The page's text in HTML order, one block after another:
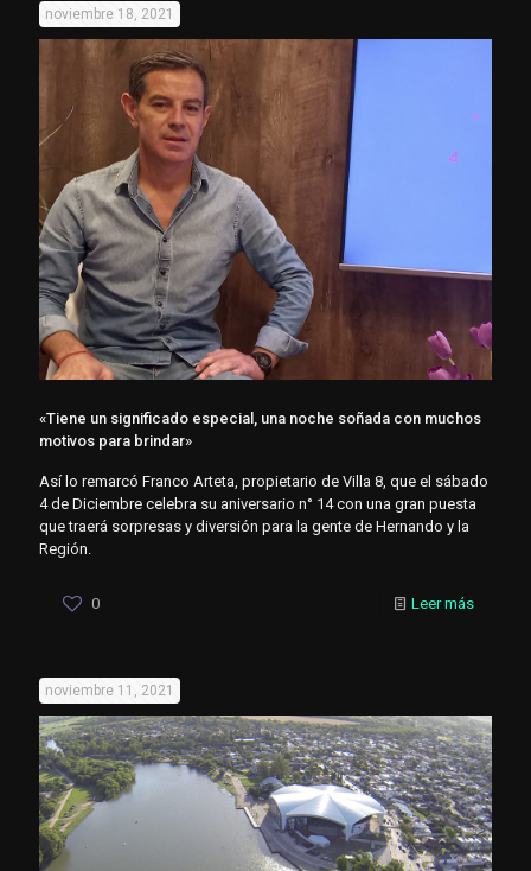
noviembre 18, 2021
«Tiene un significado especial, una noche soñada con muchos
motivos para brindar»
Así lo remarcó Franco Arteta, propietario de Villa 8, que el sábado
4 de Diciembre celebra su aniversario n° 14 con una gran puesta
que traerá sorpresas y diversión para la gente de Hernando y la
Región.
0 Leer más
noviembre 11, 2021